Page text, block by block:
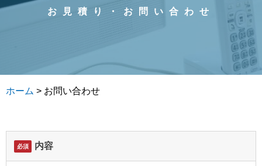
お見積り・お問い合わせ
ホーム > お問い合わせ
必須 内容